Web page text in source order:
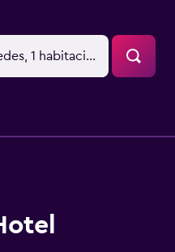
1 habitación